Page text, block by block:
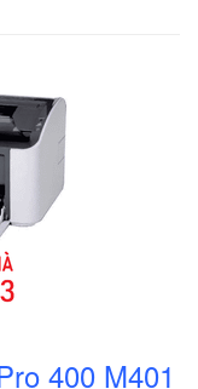
400 M401